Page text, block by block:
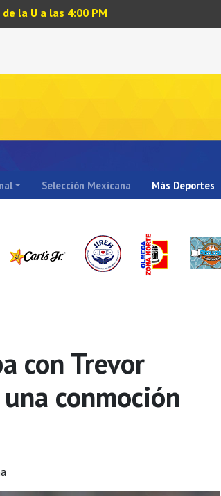
la U a las 4:00 PM
Selección Mexicana Más Deportes
con Trevor
conmoción